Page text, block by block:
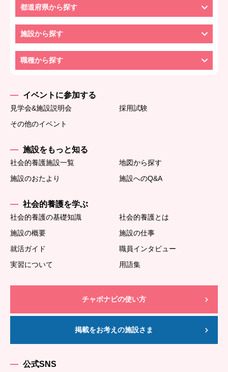
都道府県から探す
施設から探す
職種から探す
イベントに参加する
見学会&施設説明会
採用試験
その他のイベント
施設をもっと知る
社会的養護施設一覧
地図から探す
施設のおたより
施設へのQ&A
社会的養護を学ぶ
社会的養護の基礎知識
社会的養護とは
施設の概要
施設の仕事
就活ガイド
職員インタビュー
実習について
用語集
チャボナビの使い方
掲載をお考えの施設さま
公式SNS